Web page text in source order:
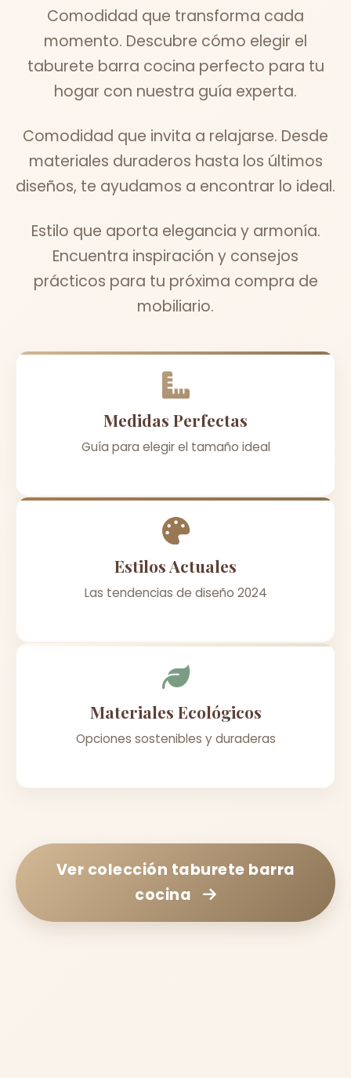
Comodidad que transforma cada
momento. Descubre cómo elegir el
taburete barra cocina perfecto para tu
hogar con nuestra guía experta.
Comodidad que invita a relajarse. Desde
materiales duraderos hasta los últimos
diseños, te ayudamos a encontrar lo ideal.
Estilo que aporta elegancia y armonía.
Encuentra inspiración y consejos
prácticos para tu próxima compra de
mobiliario.
Medidas Perfectas
Guía para elegir el tamaño ideal
Estilos Actuales
Las tendencias de diseño 2024
Materiales Ecológicos
Opciones sostenibles y duraderas
Ver colección taburete barra
cocina